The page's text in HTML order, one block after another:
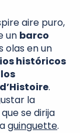
aire puro,
un barco
olas en un
históricos
.
la
se dirija
guinguette.